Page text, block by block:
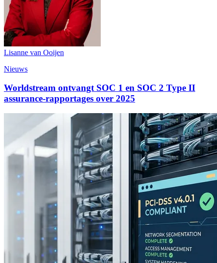
Lisanne van Ooijen
Nieuws
Worldstream ontvangt SOC 1 en SOC 2 Type II
assurance-rapportages over 2025